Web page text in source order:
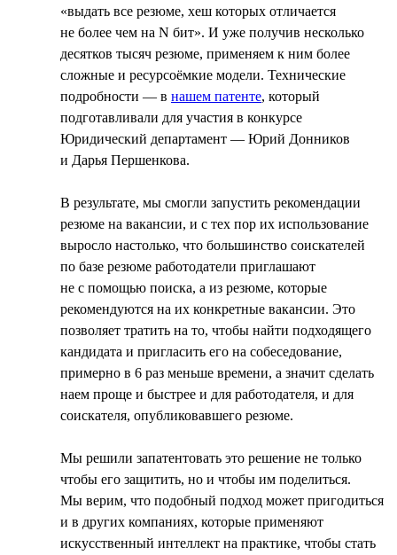
«выдать все резюме, хеш которых отличается
не более чем на N бит». И уже получив несколько
десятков тысяч резюме, применяем к ним более
сложные и ресурсоёмкие модели. Технические
подробности — в нашем патенте, который
подготавливали для участия в конкурсе
Юридический департамент — Юрий Донников
и Дарья Першенкова.
В результате, мы смогли запустить рекомендации
резюме на вакансии, и с тех пор их использование
выросло настолько, что большинство соискателей
по базе резюме работодатели приглашают
не с помощью поиска, а из резюме, которые
рекомендуются на их конкретные вакансии. Это
позволяет тратить на то, чтобы найти подходящего
кандидата и пригласить его на собеседование,
примерно в 6 раз меньше времени, а значит сделать
наем проще и быстрее и для работодателя, и для
соискателя, опубликовавшего резюме.
Мы решили запатентовать это решение не только
чтобы его защитить, но и чтобы им поделиться.
Мы верим, что подобный подход может пригодиться
и в других компаниях, которые применяют
искусственный интеллект на практике, чтобы стать